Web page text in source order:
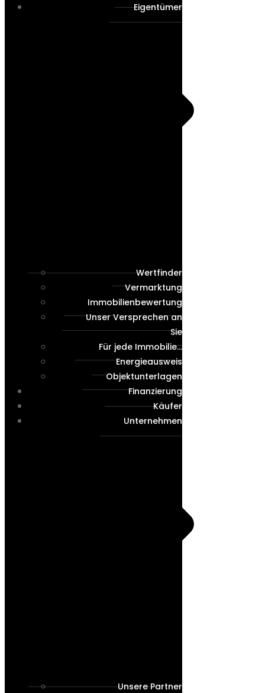
Eigentümer
Wertfinder
Vermarktung
Immobilienbewertung
Unser Versprechen an
Sie
Für jede Immobilie…
Energieausweis
Objektunterlagen
Finanzierung
Käufer
Unternehmen
Unsere Partner